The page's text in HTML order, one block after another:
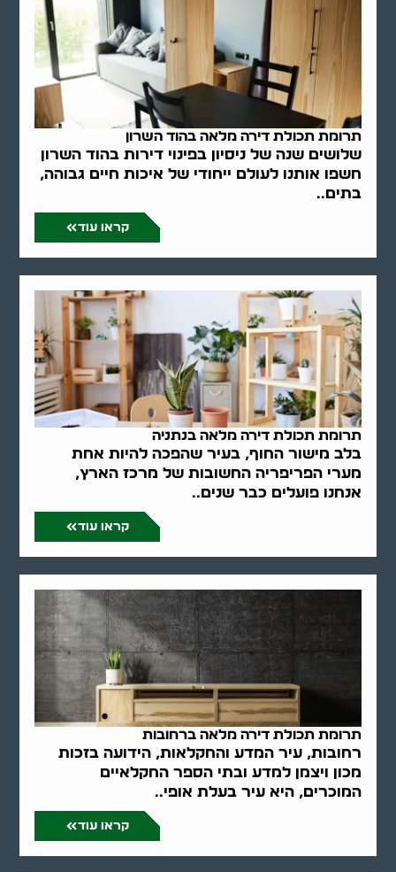
תרומת תכולת דירה מלאה בהוד השרון
שלושים שנה של ניסיון בפינוי דירות בהוד השרון
חשפו אותנו לעולם ייחודי של איכות חיים גבוהה,
בתים..
קראו עוד
תרומת תכולת דירה מלאה בנתניה
בלב מישור החוף, בעיר שהפכה להיות אחת
מערי הפריפריה החשובות של מרכז הארץ,
אנחנו פועלים כבר שנים..
קראו עוד
תרומת תכולת דירה מלאה ברחובות
רחובות, עיר המדע והחקלאות, הידועה בזכות
מכון ויצמן למדע ובתי הספר החקלאיים
המוכרים, היא עיר בעלת אופי..
קראו עוד